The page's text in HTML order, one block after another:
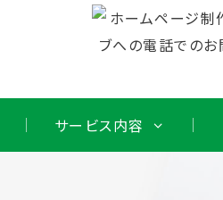
サービス内容